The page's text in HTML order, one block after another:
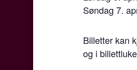
Søndag 7.
Billetter kan
og i